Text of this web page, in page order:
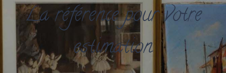
La référence pour votre
estimation